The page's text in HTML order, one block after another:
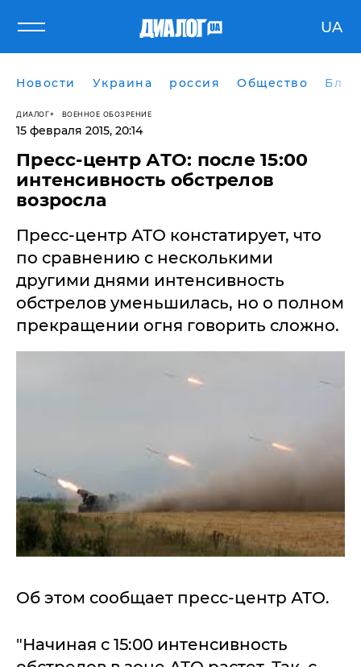
UA
Новости Украина россия Общество
ДИАЛОГ ВОЕННОЕ ОБОЗРЕНИЕ
15 февраля 2015, 20:14
Пресс-центр АТО: после 15:00
интенсивность обстрелов
возросла
Пресс-центр АТО констатирует, что
по сравнению с несколькими
другими днями интенсивность
обстрелов уменьшилась, но о полном
прекращении огня говорить сложно.
Об этом сообщает пресс-центр АТО.
"Начиная с 15:00 интенсивность